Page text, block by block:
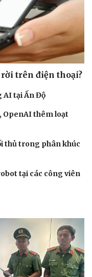
trên điện thoại?
AI tại Ấn Độ
OpenAI thêm loạt
thủ trong phân khúc
tại các công viên